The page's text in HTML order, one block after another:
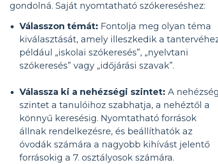
gondolná. Saját nyomtatható szókereséshez:
Válasszon témát: Fontolja meg olyan téma
kiválasztását, amely illeszkedik a
például „iskolai szókeresés”, „nyelvtani
szókeresés” vagy „időjárási szavak”.
Válassza ki a nehézségi szintet: A
szintet a tanulóihoz szabhatja, a nehéztől a
könnyű keresésig. Nyomtatható források
állnak rendelkezésre, és beállíthatók az
óvodák számára a nagyobb kihívást jelentő
forrásokig a 7. osztályosok számára.